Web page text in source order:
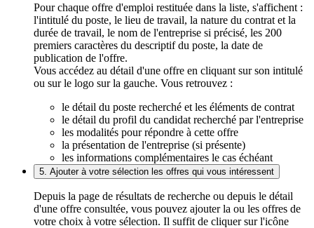
Pour chaque offre d'emploi restituée dans la liste, s'affichent :
l'intitulé du poste, le lieu de travail, la nature du contrat et la
durée de travail, le nom de l'entreprise si précisé, les 200
premiers caractères du descriptif du poste, la date de
publication de l'offre.
Vous accédez au détail d'une offre en cliquant sur son intitulé
ou sur le logo sur la gauche. Vous retrouvez :
le détail du poste recherché et les éléments de contrat
le détail du profil du candidat recherché par l'entreprise
les modalités pour répondre à cette offre
la présentation de l'entreprise (si présente)
les informations complémentaires le cas échéant
5. Ajouter à votre sélection les offres qui vous intéressent
Depuis la page de résultats de recherche ou depuis le détail
d'une offre consultée, vous pouvez ajouter la ou les offres de
votre choix à votre sélection. Il suffit de cliquer sur l'icône